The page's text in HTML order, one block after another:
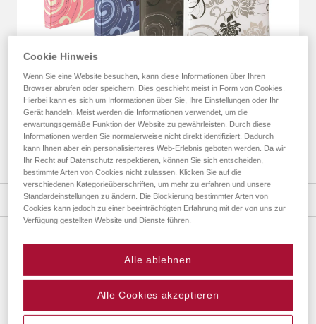
GRINDY ALBEN
Zum
Anfang
der
Bildergalerie
Details
Cookie Hinweis
Wenn Sie eine Website besuchen, kann diese Informationen über Ihren
Browser abrufen oder speichern. Dies geschieht meist in Form von Cookies.
Hierbei kann es sich um Informationen über Sie, Ihre Einstellungen oder Ihr
Gerät handeln. Meist werden die Informationen verwendet, um die
erwartungsgemäße Funktion der Website zu gewährleisten. Durch diese
Informationen werden Sie normalerweise nicht direkt identifiziert. Dadurch
kann Ihnen aber ein personalisierteres Web-Erlebnis geboten werden. Da wir
Ihr Recht auf Datenschutz respektieren, können Sie sich entscheiden,
bestimmte Arten von Cookies nicht zulassen. Klicken Sie auf die
verschiedenen Kategorieüberschriften, um mehr zu erfahren und unsere
Standardeinstellungen zu ändern. Die Blockierung bestimmter Arten von
Cookies kann jedoch zu einer beeinträchtigten Erfahrung mit der von uns zur
Verfügung gestellten Website und Dienste führen.
Alle ablehnen
Alle Cookies akzeptieren